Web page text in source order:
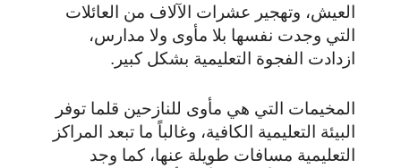
العيش، وتهجير عشرات الآلاف من العائلات
التي وجدت نفسها بلا مأوى ولا مدارس،
ازدادت الفجوة التعليمية بشكل كبير.
المخيمات التي هي مأوى للنازحين قلما توفر
البيئة التعليمية الكافية، وغالباً ما تبعد المراكز
التعليمية مسافات طويلة عنها، كما وجد